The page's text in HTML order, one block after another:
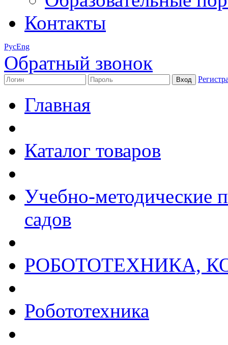
Контакты
РусEng
Обратный звонок
Главная
Каталог товаров
Учебно-методические
садов
РОБОТОТЕХНИКА,
Робототехника